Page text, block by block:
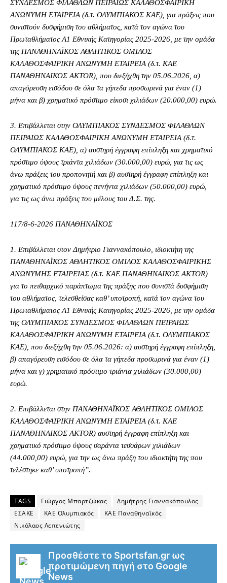
ΣΥΝΔΕΣΜΟΣ ΦΙΛΑΘΛΩΝ ΠΕΙΡΑΙΩΣ ΚΑΛΑΘΟΣΦΑΙΡΙΚΗ
ΑΝΩΝΥΜΗ ΕΤΑΙΡΕΙΑ (δ.τ. ΟΛΥΜΠΙΑΚΟΣ ΚΑΕ), για πράξεις που
συνιστούν δυσφήμιση του αθλήματος, κατά τον αγώνα του
Πρωταθλήματος Α1 Εθνικής Κατηγορίας 2025-2026, με την ομάδα
της ΠΑΝΑΘΗΝΑΪΚΟΣ ΑΘΛΗΤΙΚΟΣ ΟΜΙΛΟΣ
ΚΑΛΑΘΟΣΦΑΙΡΙΚΗ ΑΝΩΝΥΜΗ ΕΤΑΙΡΕΙΑ (δ.τ. ΚΑΕ
ΠΑΝΑΘΗΝΑΙΚΟΣ AKTOR), που διεξήχθη την 05.06.2026, α)
απαγόρευση εισόδου σε όλα τα γήπεδα προσωρινά για έναν (1)
μήνα και β) χρηματικό πρόστιμο είκοσι χιλιάδων (20.000,00) ευρώ.
3. Επιβάλλεται στην ΟΛΥΜΠΙΑΚΟΣ ΣΥΝΔΕΣΜΟΣ ΦΙΛΑΘΛΩΝ
ΠΕΙΡΑΙΩΣ ΚΑΛΑΘΟΣΦΑΙΡΙΚΗ ΑΝΩΝΥΜΗ ΕΤΑΙΡΕΙΑ (δ.τ.
ΟΛΥΜΠΙΑΚΟΣ ΚΑΕ), α) αυστηρή έγγραφη επίπληξη και χρηματικό
πρόστιμο ύψους τριάντα χιλιάδων (30.000,00) ευρώ, για τις ως
άνω πράξεις του προπονητή και β) αυστηρή έγγραφη επίπληξη και
χρηματικό πρόστιμο ύψους πενήντα χιλιάδων (50.000,00) ευρώ,
για τις ως άνω πράξεις του μέλους του Δ.Σ. της.
117/8-6-2026 ΠΑΝΑΘΗΝΑΪΚΟΣ
1. Επιβάλλεται στον Δημήτριο Γιαννακόπουλο, ιδιοκτήτη της
ΠΑΝΑΘΗΝΑΪΚΟΣ ΑΘΛΗΤΙΚΟΣ ΟΜΙΛΟΣ ΚΑΛΑΘΟΣΦΑΙΡΙΚΗΣ
ΑΝΩΝΥΜΗΣ ΕΤΑΙΡΕΙΑΣ (δ.τ. ΚΑΕ ΠΑΝΑΘΗΝΑΙΚΟΣ AKTOR)
για το πειθαρχικό παράπτωμα της πράξης που συνιστά δυσφήμιση
του αθλήματος, τελεσθείσας καθ’ υποτροπή, κατά τον αγώνα του
Πρωταθλήματος Α1 Εθνικής Κατηγορίας 2025-2026, με την ομάδα
της ΟΛΥΜΠΙΑΚΟΣ ΣΥΝΔΕΣΜΟΣ ΦΙΛΑΘΛΩΝ ΠΕΙΡΑΙΩΣ
ΚΑΛΑΘΟΣΦΑΙΡΙΚΗ ΑΝΩΝΥΜΗ ΕΤΑΙΡΕΙΑ (δ.τ. ΟΛΥΜΠΙΑΚΟΣ
ΚΑΕ), που διεξήχθη την 05.06.2026: α) αυστηρή έγγραφη επίπληξη,
β) απαγόρευση εισόδου σε όλα τα γήπεδα προσωρινά για έναν (1)
μήνα και γ) χρηματικό πρόστιμο τριάντα χιλιάδων (30.000,00)
ευρώ.
2. Επιβάλλεται στην ΠΑΝΑΘΗΝΑΪΚΟΣ ΑΘΛΗΤΙΚΟΣ ΟΜΙΛΟΣ
ΚΑΛΑΘΟΣΦΑΙΡΙΚΗ ΑΝΩΝΥΜΗ ΕΤΑΙΡΕΙΑ (δ.τ. ΚΑΕ
ΠΑΝΑΘΗΝΑΙΚΟΣ AKTOR) αυστηρή έγγραφη επίπληξη και
χρηματικό πρόστιμο ύψους σαράντα τεσσάρων χιλιάδων
(44.000,00) ευρώ, για την ως άνω πράξη του ιδιοκτήτη της που
τελέστηκε καθ’ υποτροπή”.
TAGS Γιώργος Μπαρτζώκας
Δημήτρης Γιαννακόπουλος
ΕΣΑΚΕ
ΚΑΕ Ολυμπιακός
ΚΑΕ Παναθηναϊκός
Νικόλαος Λεπενιώτης
Προσθέστε το Sportsfan.gr ως
προτιμώμενη πηγή στο Google
News